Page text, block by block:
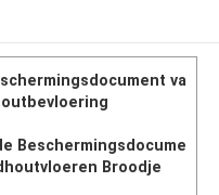
va
Beschermingsdocume
Broodje